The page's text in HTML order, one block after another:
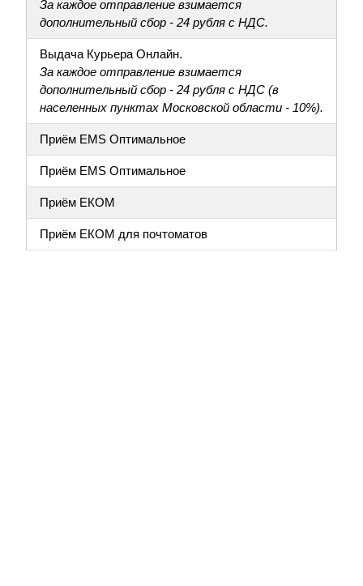
За каждое отправление взимается
дополнительный сбор - 24 рубля с НДС.
Выдача Курьера Онлайн.
За каждое отправление взимается
дополнительный сбор - 24 рубля с НДС (в
населенных пунктах Московской области - 10%).
Приём EMS Оптимальное
Приём EMS Оптимальное
Приём ЕКОМ
Приём ЕКОМ для почтоматов